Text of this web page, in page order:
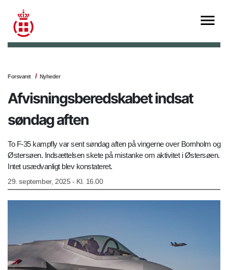
Forsvaret Nyheder
Afvisningsberedskabet indsat
søndag aften
To F-35 kampfly var sent søndag aften på vingerne over Bornholm og
Østersøen. Indsættelsen skete på mistanke om aktivitet i Østersøen.
Intet usædvanligt blev konstateret.
29. september, 2025 - Kl. 16.00